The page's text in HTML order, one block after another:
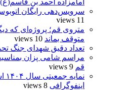
سرویس‌دهی رایگان
11 views
متروی قم؛ پروژه‌ای که
متوقف بماند 10 views
تعداد دقیق شهدای جنگ
مراسم شامی پزان
قم 9 views
اینفوگرافی 8 views